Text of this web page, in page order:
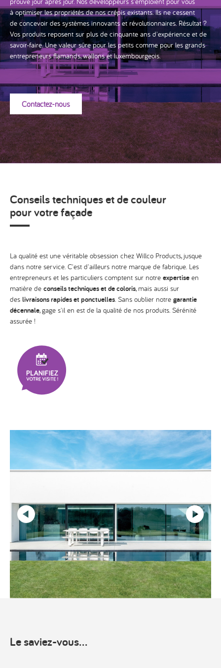
à optimiser les propriétés de nos crépis existants. Ils ne cessent
de concevoir des systèmes innovants et révolutionnaires. Résultat ?
Vos produits reposent sur plus de cinquante ans d'expérience et de
savoir-faire. Une valeur sûre pour les petits comme pour les grands
entrepreneurs flamands, wallons et luxembourgeois.
Contactez-nous
Conseils techniques et de couleur
pour votre façade
La qualité est une véritable obsession chez Willco Products, jusque
dans notre service. C'est d'ailleurs notre marque de fabrique. Les
entrepreneurs et les particuliers comptent sur notre expertise en
matière de conseils techniques et de coloris, mais aussi sur
des livraisons rapides et ponctuelles. Sans oublier notre garantie
décennale, gage s'il en est de la qualité de nos produits. Sérénité
assurée !
Précédent Suivant
Le saviez-vous...